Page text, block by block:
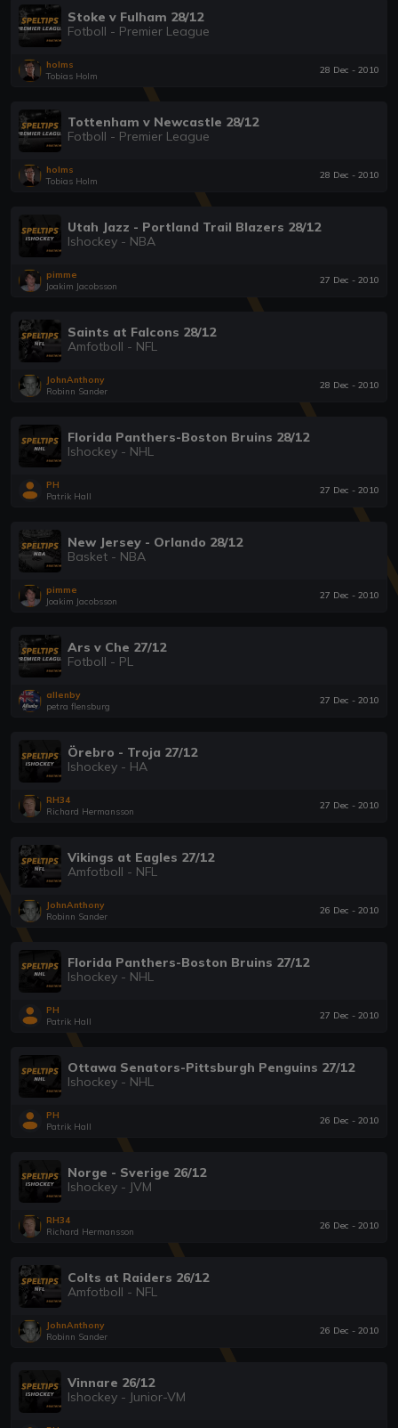
Stoke v Fulham 28/12
Fotboll - Premier League
holms
Tobias Holm
28 Dec - 2010
Tottenham v Newcastle 28/12
Fotboll - Premier League
holms
Tobias Holm
28 Dec - 2010
Utah Jazz - Portland Trail Blazers 28/12
Ishockey - NBA
pimme
Joakim Jacobsson
27 Dec - 2010
Saints at Falcons 28/12
Amfotboll - NFL
JohnAnthony
Robinn Sander
28 Dec - 2010
Florida Panthers-Boston Bruins 28/12
Ishockey - NHL
PH
Patrik Hall
27 Dec - 2010
New Jersey - Orlando 28/12
Basket - NBA
pimme
Joakim Jacobsson
27 Dec - 2010
Ars v Che 27/12
Fotboll - PL
allenby
petra flensburg
27 Dec - 2010
Örebro - Troja 27/12
Ishockey - HA
RH34
Richard Hermansson
27 Dec - 2010
Vikings at Eagles 27/12
Amfotboll - NFL
JohnAnthony
Robinn Sander
26 Dec - 2010
Florida Panthers-Boston Bruins 27/12
Ishockey - NHL
PH
Patrik Hall
27 Dec - 2010
Ottawa Senators-Pittsburgh Penguins 27/12
Ishockey - NHL
PH
Patrik Hall
26 Dec - 2010
Norge - Sverige 26/12
Ishockey - JVM
RH34
Richard Hermansson
26 Dec - 2010
Colts at Raiders 26/12
Amfotboll - NFL
JohnAnthony
Robinn Sander
26 Dec - 2010
Vinnare 26/12
Ishockey - Junior-VM